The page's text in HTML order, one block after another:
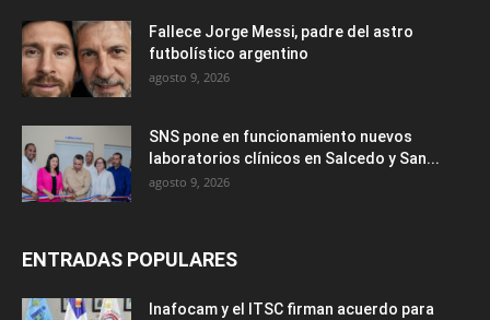
Fallece Jorge Messi, padre del astro
futbolístico argentino
agosto 9, 2026
SNS pone en funcionamiento nuevos
laboratorios clínicos en Salcedo y San...
agosto 9, 2026
ENTRADAS POPULARES
Inafocam y el ITSC firman acuerdo para